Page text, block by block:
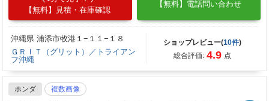
【無料】見積・在庫確認
【無料】電話問い合わせ
沖縄県 浦添市牧港１−１１−１８
ＧＲＩＴ（グリット）／トライアン
フ沖縄
ショップレビュー(10件)
総合評価: 4.9 点
ホンダ 複数画像